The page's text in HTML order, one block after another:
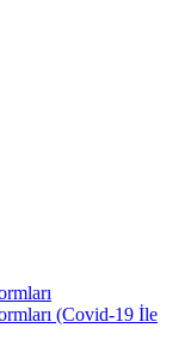
(Covid-19 İle